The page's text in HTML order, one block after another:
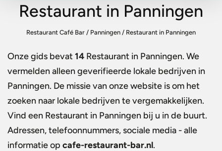
Restaurant in Panningen
Restaurant Café Bar / Panningen / Restaurant in Panningen
Onze gids bevat14 Restaurant in Panningen. We
vermelden alleen geverifieerde lokale bedrijven in
Panningen. De missie van onze website is om het
zoeken naar lokale bedrijven te vergemakkelijken.
Vind een Restaurant in Panningen bij u in de buurt.
Adressen, telefoonnummers, sociale media - alle
informatie op cafe-restaurant-bar.nl.